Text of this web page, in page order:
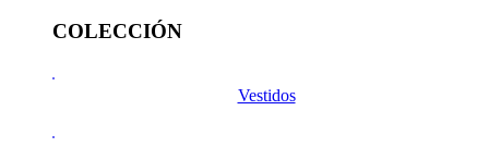
COLECCIÓN
Vestidos